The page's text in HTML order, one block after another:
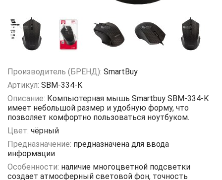
Производитель (БРЕНД): SmartBuy
Артикул: SBM-334-K
Описание: Компьютерная мышь Smartbuy SBM-334-K
имеет небольшой размер и удобную форму, что
позволяет комфортно пользоваться ноутбуком.
Цвет: чёрный
Предназначение: предназначена для ввода
информации
Особенности: наличие многоцветной подсветки
создает атмосферный световой фон, точность